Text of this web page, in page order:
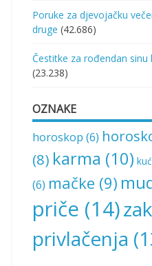
Poruke za djevojačku
druge (42.686)
Čestitke za rođendan sinu
(23.238)
OZNAKE
horoskop (6)
(8) karma (10)
(6) mačke (9)
priče (14)
privlačenja